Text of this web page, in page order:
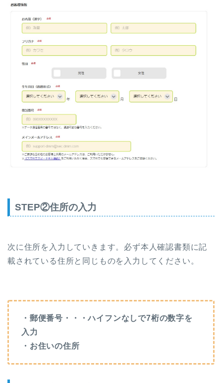
STEP②住所の入力
次に住所を入力していきます。必ず本人確認書類に記
載されている住所と同じものを入力してください。
・郵便番号・・・ハイフンなしで7桁の数字を
入力
・お住いの住所